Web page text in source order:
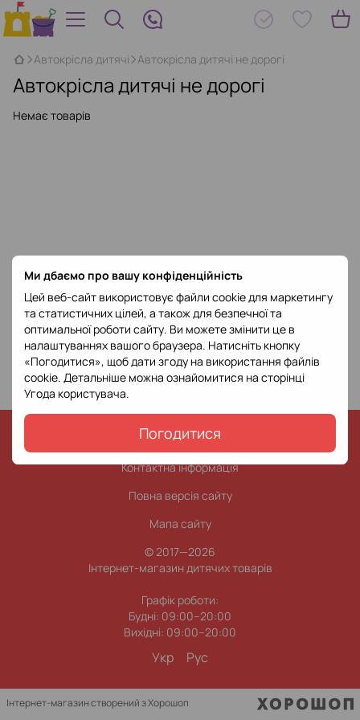
Ми дбаємо про вашу конфіденційність
Цей веб-сайт використовує файли cookie для маркетингу
та статистичних цілей, а також для безпечної та
оптимальної роботи сайту. Ви можете змінити це в
налаштуваннях вашого браузера. Натисніть кнопку
«Погодитися», щоб дати згоду на використання файлів
cookie. Детальніше можна ознайомитися на сторінці
Угода користувача.
Погодитися
Автокрісла дитячі Автокрісла дитячі не дорогі
Автокрісла дитячі не дорогі
Немає товарів
0 (800) 338 965 0 (63) 0 338 965
Контактна інформація
Повна версія сайту
Мапа сайту
© 2017—2026
Інтернет-магазин дитячих товарів
Графік роботи:
Будні: 09:00–20:00
Вихідні: 09:00–20:00
Укр Рус
Інтернет-магазин створений з Хорошоп